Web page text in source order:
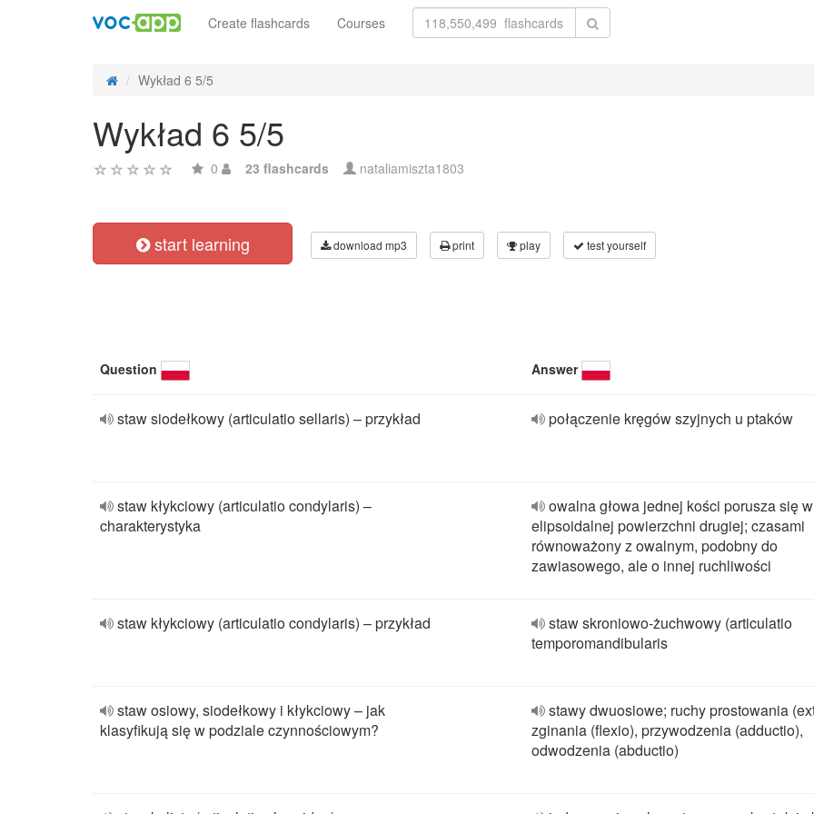
Create flashcards Courses
Wykład 6 5/5
Wykład 6 5/5
0 23 flashcards nataliamiszta1803
start learning download mp3 print play test yourself
Question Answer
staw siodełkowy (articulatio sellaris) – przykład połączenie kręgów szyjnych u ptaków
staw kłykciowy (articulatio condylaris) –
charakterystyka
owalna głowa jednej kości porusza się w
elipsoidalnej powierzchni drugiej; czasami
równoważony z owalnym, podobny do
zawiasowego, ale o innej ruchliwości
staw kłykciowy (articulatio condylaris) – przykład
staw skroniowo-żuchwowy (articulatio
temporomandibularis
staw osiowy, siodełkowy i kłykciowy – jak
klasyfikują się w podziale czynnościowym?
stawy dwuosiowe; ruchy prostowania
zginania (flexio), przywodzenia (adductio),
odwodzenia (abductio)